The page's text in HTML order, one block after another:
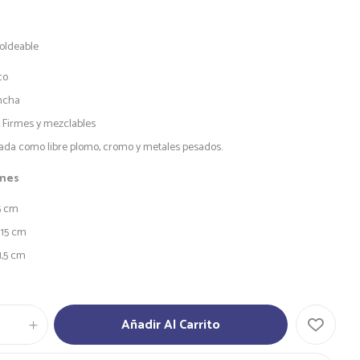
y mezclables
como libre plomo, cromo y metales pesados.
cm
cm
cm
Añadir Al Carrito